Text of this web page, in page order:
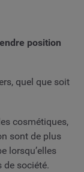
position
quel que soit
cosmétiques,
sont de plus
lorsqu’elles
de société.